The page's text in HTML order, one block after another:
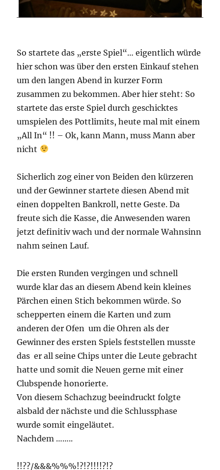
So startete das „erste Spiel“… eigentlich würde
hier schon was über den ersten Einkauf stehen
um den langen Abend in kurzer Form
zusammen zu bekommen. Aber hier steht: So
startete das erste Spiel durch geschicktes
umspielen des Pottlimits, heute mal mit einem
„All In“ !! – Ok, kann Mann, muss Mann aber
nicht
Sicherlich zog einer von Beiden den kürzeren
und der Gewinner startete diesen Abend mit
einen doppelten Bankroll, nette Geste. Da
freute sich die Kasse, die Anwesenden waren
jetzt definitiv wach und der normale Wahnsinn
nahm seinen Lauf.
Die ersten Runden vergingen und schnell
wurde klar das an diesem Abend kein kleines
Pärchen einen Stich bekommen würde. So
schepperten einem die Karten und zum
anderen der Ofen um die Ohren als der
Gewinner des ersten Spiels feststellen musste
das er all seine Chips unter die Leute gebracht
hatte und somit die Neuen gerne mit einer
Clubspende honorierte.
Von diesem Schachzug beeindruckt folgte
alsbald der nächste und die Schlussphase
wurde somit eingeläutet.
Nachdem ……..
!!??/&&&%%%!?!?!!!!?!?